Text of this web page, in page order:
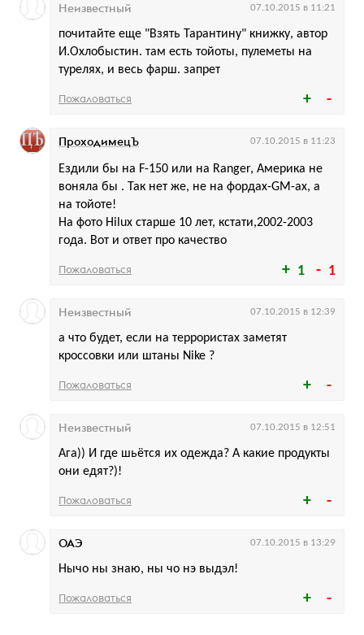
почитайте еще "Взять Тарантину" книжку, автор
И.Охлобыстин. там есть тойоты, пулеметы на
турелях, и весь фарш. запрет
Неизвестный 07.10.2015 в 11:21
Пожаловаться
1 1
Ездили бы на F-150 или на Ranger, Америка не
воняла бы . Так нет же, не на фордах-GM-ах, а
на тойоте!
На фото Hilux старше 10 лет, кстати,2002-2003
года. Вот и ответ про качество
ПроходимецЪ 07.10.2015 в 11:23
Пожаловаться
а что будет, если на террористах заметят
кроссовки или штаны Nike ?
Неизвестный 07.10.2015 в 12:39
Пожаловаться
Ага)) И где шьётся их одежда? А какие продукты
они едят?)!
Неизвестный 07.10.2015 в 12:51
Пожаловаться
Нычо ны знаю, ны чо нэ выдэл!
ОАЭ 07.10.2015 в 13:29
Пожаловаться